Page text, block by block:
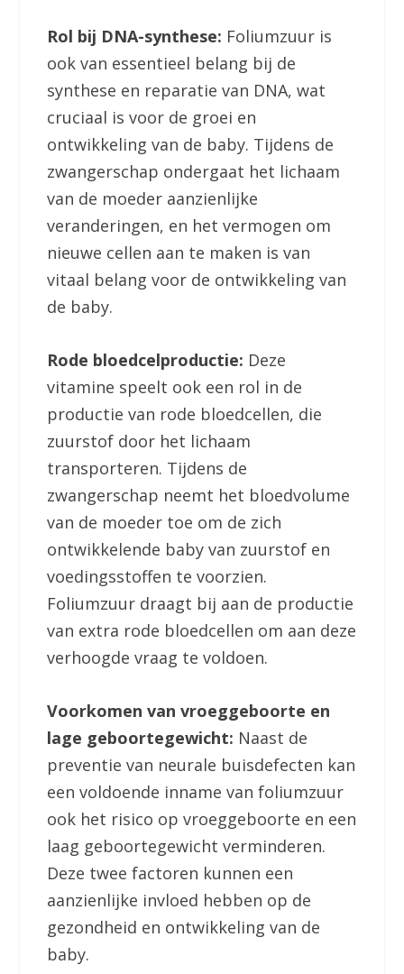
Rol bij DNA-synthese: Foliumzuur is
ook van essentieel belang bij de
synthese en reparatie van DNA, wat
cruciaal is voor de groei en
ontwikkeling van de baby. Tijdens de
zwangerschap ondergaat het lichaam
van de moeder aanzienlijke
veranderingen, en het vermogen om
nieuwe cellen aan te maken is van
vitaal belang voor de ontwikkeling van
de baby.
Rode bloedcelproductie: Deze
vitamine speelt ook een rol in de
productie van rode bloedcellen, die
zuurstof door het lichaam
transporteren. Tijdens de
zwangerschap neemt het bloedvolume
van de moeder toe om de zich
ontwikkelende baby van zuurstof en
voedingsstoffen te voorzien.
Foliumzuur draagt bij aan de productie
van extra rode bloedcellen om aan deze
verhoogde vraag te voldoen.
Voorkomen van vroeggeboorte en
lage geboortegewicht: Naast de
preventie van neurale buisdefecten kan
een voldoende inname van foliumzuur
ook het risico op vroeggeboorte en een
laag geboortegewicht verminderen.
Deze twee factoren kunnen een
aanzienlijke invloed hebben op de
gezondheid en ontwikkeling van de
baby.